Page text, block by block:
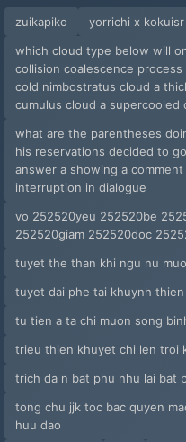
zuikapiko yorrichi x kokuisr
which cloud type below will
collision coalescence
cold nimbostratus cloud a
cumulus cloud a supercooled
what are the parentheses
his reservations decided to
answer a showing a
interruption in dialogue
vo 252520yeu 252520be
252520giam 252520doc
tuyet the than khi ngu nu
tuyet dai phe tai khuynh thien
tu tien a ta chi muon song
trieu thien khuyet chi len troi
trich da n bat phu nhu lai bat
tong chu jjk toc bac quyen
huu dao